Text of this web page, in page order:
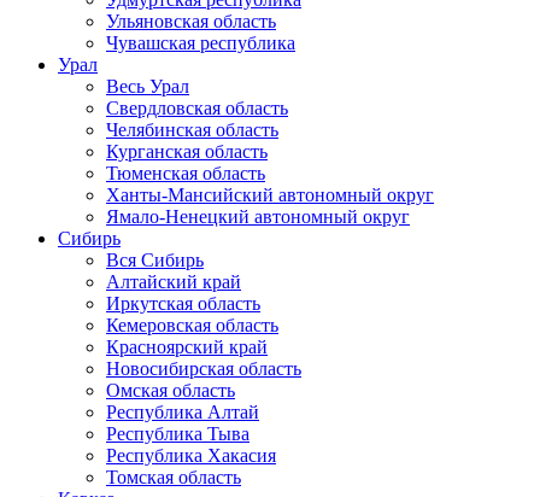
Ульяновская область
Чувашская республика
Урал
Весь Урал
Свердловская область
Челябинская область
Курганская область
Тюменская область
Ханты-Мансийский автономный округ
Ямало-Ненецкий автономный округ
Сибирь
Вся Сибирь
Алтайский край
Иркутская область
Кемеровская область
Красноярский край
Новосибирская область
Омская область
Республика Алтай
Республика Тыва
Республика Хакасия
Томская область